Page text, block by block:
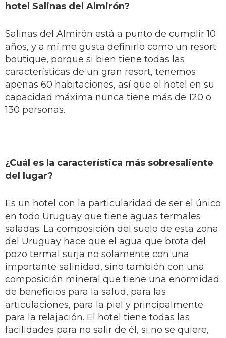
hotel Salinas del Almirón?
Salinas del Almirón está a punto de cumplir 10
años, y a mí me gusta definirlo como un resort
boutique, porque si bien tiene todas las
características de un gran resort, tenemos
apenas 60 habitaciones, así que el hotel en su
capacidad máxima nunca tiene más de 120 o
130 personas.
¿Cuál es la característica más sobresaliente
del lugar?
Es un hotel con la particularidad de ser el único
en todo Uruguay que tiene aguas termales
saladas. La composición del suelo de esta zona
del Uruguay hace que el agua que brota del
pozo termal surja no solamente con una
importante salinidad, sino también con una
composición mineral que tiene una enormidad
de beneficios para la salud, para las
articulaciones, para la piel y principalmente
para la relajación. El hotel tiene todas las
facilidades para no salir de él, si no se quiere,